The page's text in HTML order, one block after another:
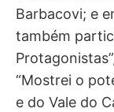
Barbacovi; e
também
“Mostrei o
e do Vale do